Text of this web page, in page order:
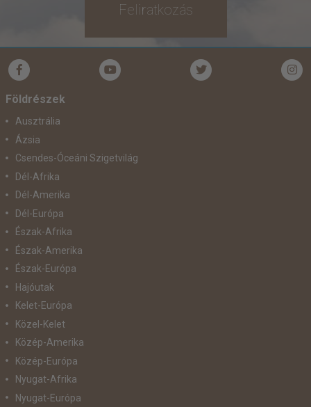
Feliratkozás
Földrészek
Ausztrália
Ázsia
Csendes-Óceáni Szigetvilág
Dél-Afrika
Dél-Amerika
Dél-Európa
Észak-Afrika
Észak-Amerika
Észak-Európa
Hajóutak
Kelet-Európa
Közel-Kelet
Közép-Amerika
Közép-Európa
Nyugat-Afrika
Nyugat-Európa